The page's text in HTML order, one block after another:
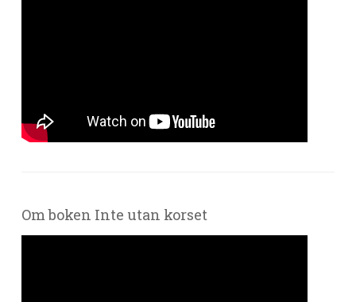
Om boken Inte utan korset